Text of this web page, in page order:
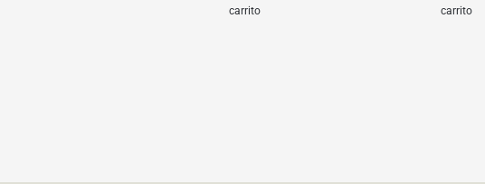
carrito
carrito